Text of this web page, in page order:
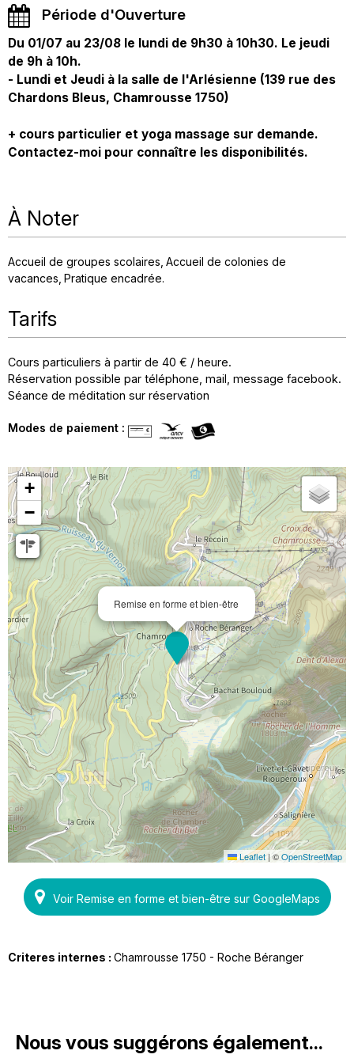
Période d'Ouverture
Du 01/07 au 23/08 le lundi de 9h30 à 10h30. Le jeudi
de 9h à 10h.
- Lundi et Jeudi à la salle de l'Arlésienne (139 rue des
Chardons Bleus, Chamrousse 1750)
+ cours particulier et yoga massage sur demande.
Contactez-moi pour connaître les disponibilités.
À Noter
Accueil de groupes scolaires Accueil de colonies de
vacances Pratique encadrée
Tarifs
Cours particuliers à partir de 40 € / heure.
Réservation possible par téléphone, mail, message facebook.
Séance de méditation sur réservation
Modes de paiement :
Remise en forme et bien-être
+
−
Leaflet | ©OpenStreetMap
Voir Remise en forme et bien-être sur GoogleMaps
Criteres internes : Chamrousse 1750 - Roche Béranger
Nous vous suggérons également...